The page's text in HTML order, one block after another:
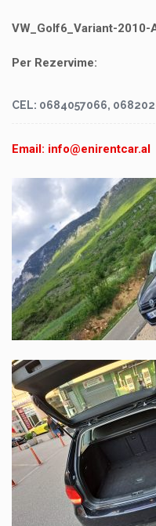
VW_Golf6_Variant-
Per Rezervime:
CEL: 0684057066,
Email: info@enirentcar.al